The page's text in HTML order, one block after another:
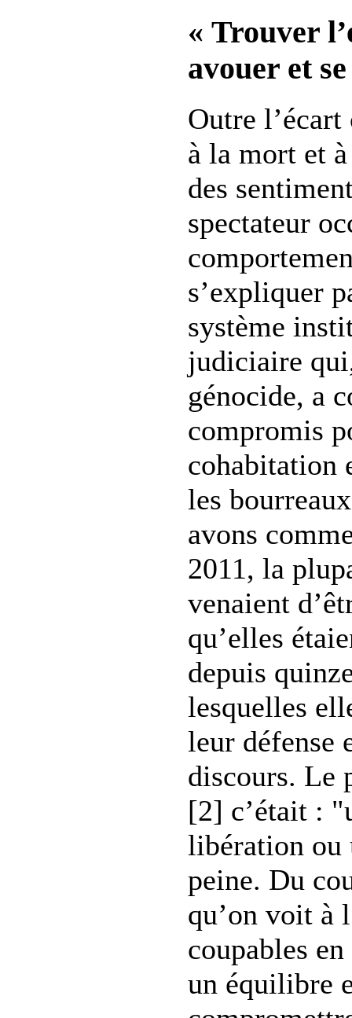
« Trouver
avouer et
Outre
à la mort et
des
spectateur
s’expliquer
système
judiciaire
génocide, a
compromis
cohabitation
les
avons
2011, la
venaient
qu’elles
depuis
lesquelles
leur défense
discours. Le
[2] c’était :
libération ou
peine. Du
qu’on voit à
coupables
un équilibre